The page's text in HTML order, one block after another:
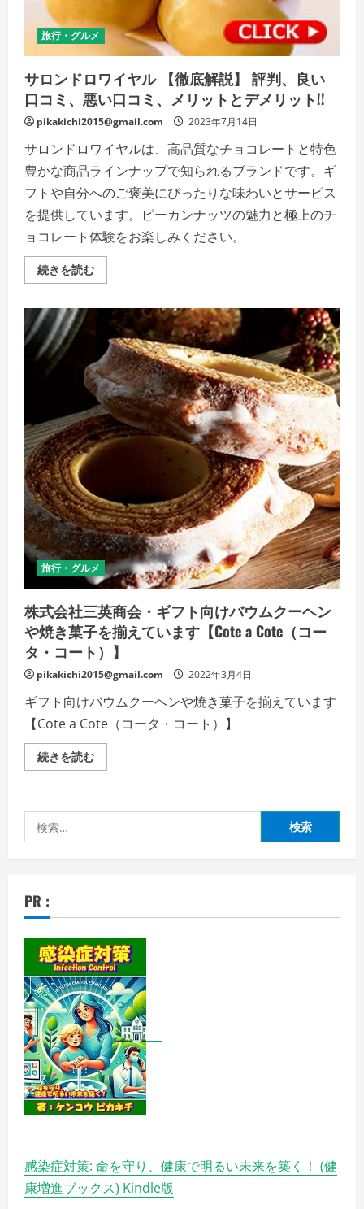
チ
ョ
コ
で、
特
な
日
に
甘
い
せ
を
味
わ
お
う！
の
詳
細
を
ご
覧
く
さ
旅行・グルメ
サロンドロワイヤル 【徹底解説】 評判、良い
口コミ、悪い口コミ、メリットとデメリット!!
pikakichi2015@gmail.com 2023年7月14日
サロンドロワイヤルは、高品質なチョコレートと特色
豊かな商品ラインナップで知られるブランドです。ギ
フトや自分へのご褒美にぴったりな味わいとサービス
を提供しています。ピーカンナッツの魅力と極上のチ
ョコレート体験をお楽しみください。
続きを読むサ
ロ
イ
ル
【徹
底
解
説】
評
判、
良
い
口
悪
い
口
コ
ミ、
メ
リ
ッ
ト
デ
メ
リ
ッ
ト!!
の
詳
を
覧
だ
さ
い
旅行・グルメ
株式会社三英商会・ギフト向けバウムクーヘン
や焼き菓子を揃えています【Cote a Cote（コー
タ・コート）】
pikakichi2015@gmail.com 2022年3月4日
ギフト向けバウムクーヘンや焼き菓子を揃えています
【Cote a Cote（コータ・コート）】
続きを読む株
式
英
ギ
フ
ウ
ク
ー
ヘ
ン
や
焼
き
菓
子
を
揃
え
て
い
ま
す
【Cote
タ・
コ
ー
ト）】
索:
PR :
感染症対策: 命を守り、健康で明るい未来を築く！ (健
康増進ブックス) Kindle版